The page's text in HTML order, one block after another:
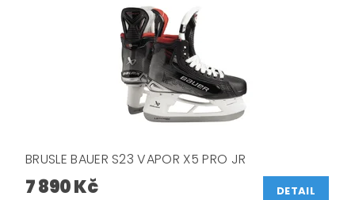
BRUSLE BAUER S23 VAPOR X5 PRO JR
7 890 Kč DETAIL